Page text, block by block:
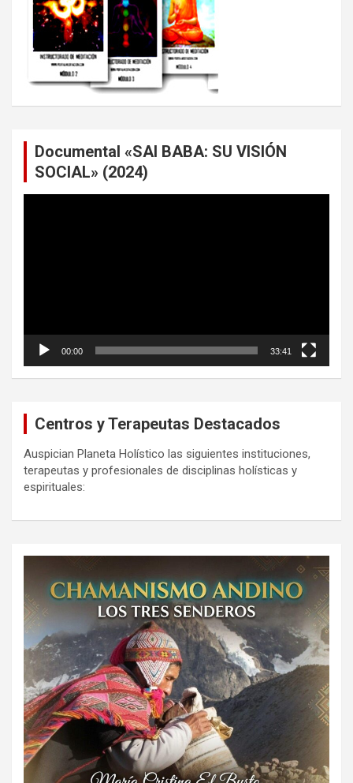
Documental «SAI BABA: SU VISIÓN
SOCIAL» (2024)
00:00 33:41
Centros y Terapeutas Destacados
Auspician Planeta Holístico las siguientes instituciones,
terapeutas y profesionales de disciplinas holísticas y
espirituales: